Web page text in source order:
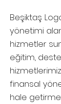
Beşiktaş
yönetimi
hizmetler
eğitim,
finansal
hale